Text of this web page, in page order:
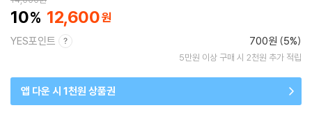
10 12,600
YES포인트 700원 (5%)
5만원 이상 구매 시 2천원 추가 적립
앱 다운 시 1천원 상품권